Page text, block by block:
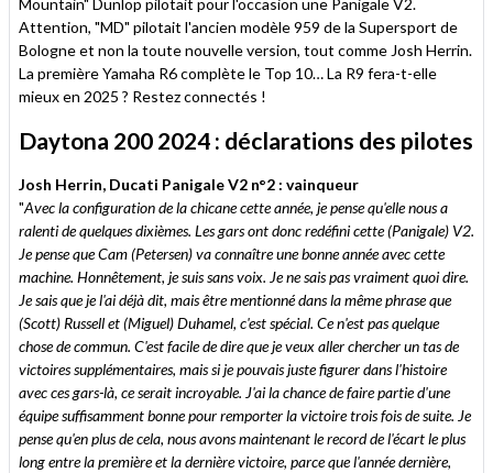
Attention, "MD" pilotait l'ancien modèle 959 de la Supersport de
Bologne et non la toute nouvelle version, tout comme Josh Herrin.
La première Yamaha R6 complète le Top 10… La R9 fera-t-elle
mieux en 2025 ? Restez connectés !
Daytona 200 2024 : déclarations des pilotes
Josh Herrin, Ducati Panigale V2 n°2 : vainqueur
"Avec la configuration de la chicane cette année, je pense qu'elle nous a
ralenti de quelques dixièmes. Les gars ont donc redéfini cette (Panigale) V2.
Je pense que Cam (Petersen) va connaître une bonne année avec cette
machine. Honnêtement, je suis sans voix. Je ne sais pas vraiment quoi dire.
Je sais que je l'ai déjà dit, mais être mentionné dans la même phrase que
(Scott) Russell et (Miguel) Duhamel, c'est spécial. Ce n'est pas quelque
chose de commun. C'est facile de dire que je veux aller chercher un tas de
victoires supplémentaires, mais si je pouvais juste figurer dans l'histoire
avec ces gars-là, ce serait incroyable. J'ai la chance de faire partie d'une
équipe suffisamment bonne pour remporter la victoire trois fois de suite. Je
pense qu'en plus de cela, nous avons maintenant le record de l'écart le plus
long entre la première et la dernière victoire, parce que l'année dernière,